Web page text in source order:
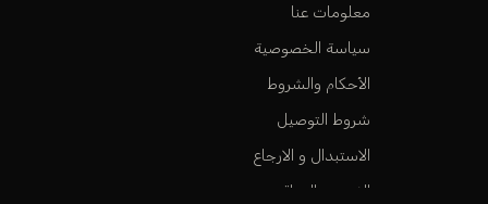
معلومات عنا
سياسة الخصوصية
الأحكام والشروط
شروط التوصيل
الاستبدال و الارجاع
الفروع و المواقع